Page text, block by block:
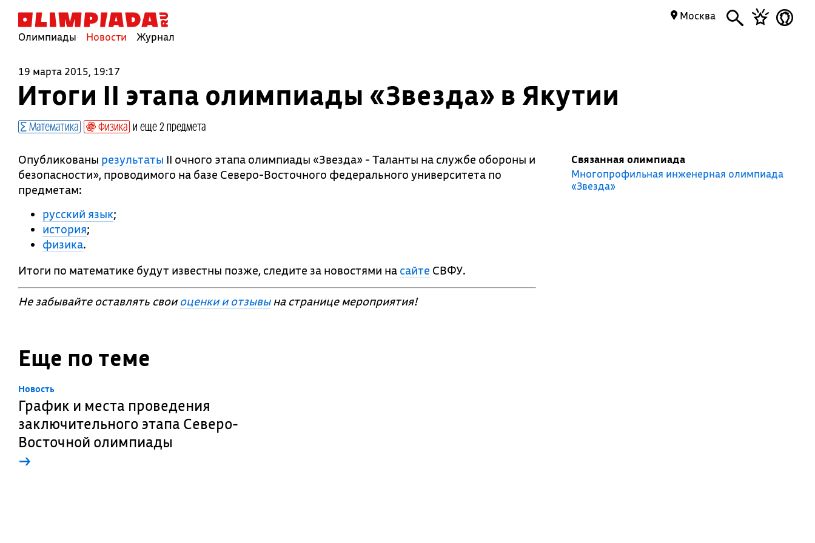
Олимпиады Новости Журнал
Москва
19 марта 2015, 19:17
Итоги II этапа олимпиады «Звезда» в Якутии
Математика Физика и еще 2 предмета
Опубликованы результаты II очного этапа олимпиады «Звезда» - Таланты на службе обороны и
безопасности», проводимого на базе Северо-Восточного федерального университета по
предметам:
русский язык;
история;
физика.
Итоги по математике будут известны позже, следите за новостями на сайте СВФУ.
Не забывайте оставлять свои оценки и отзывына странице мероприятия!
Связанная олимпиада
Многопрофильная инженерная олимпиада
«Звезда»
Еще по теме
Новость
График и места проведения
заключительного этапа Северо-
Восточной олимпиады
→